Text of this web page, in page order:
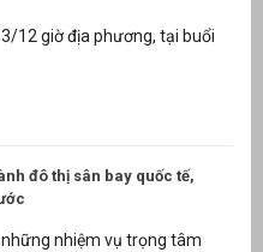
12 giờ địa phương, tại buổi
đô thị sân bay quốc tế,
nhiệm vụ trọng tâm